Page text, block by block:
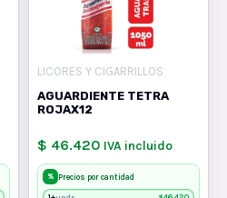
LICORES Y CIGARRILLOS
AGUARDIENTE TETRA
ROJAX12
$ 46.420 IVA incluido
% Precios por cantidad